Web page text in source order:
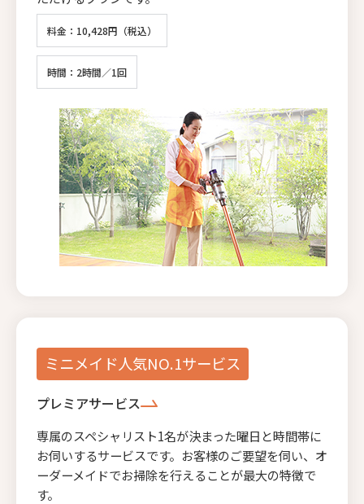
料金：10,428円（税込）
時間：2時間／1回
ミニメイド人気NO.1サービス
プレミアサービス
専属のスペシャリスト1名が決まった曜日と時間帯に
お伺いするサービスです。お客様のご要望を伺い、オ
ーダーメイドでお掃除を行えることが最大の特徴で
す。